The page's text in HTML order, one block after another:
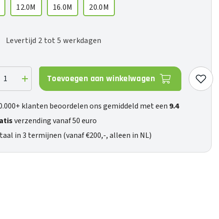
12.0M 16.0M 20.0M
Levertijd 2 tot 5 werkdagen
Verhoog
de
voor
Sur
RCA)
Toevoegen aan winkelwagen
klanten beoordelen ons gemiddeld met een 9.4
verzending vanaf 50 euro
in 3 termijnen (vanaf €200,-, alleen in NL)